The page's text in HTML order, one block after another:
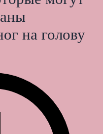
на голову